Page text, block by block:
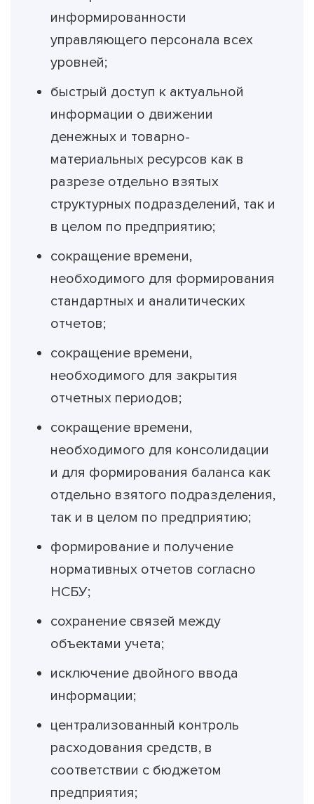
информированности
управляющего персонала всех
уровней;
быстрый доступ к актуальной
информации о движении
денежных и товарно-
материальных ресурсов как в
разрезе отдельно взятых
структурных подразделений, так и
в целом по предприятию;
сокращение времени,
необходимого для формирования
стандартных и аналитических
отчетов;
сокращение времени,
необходимого для закрытия
отчетных периодов;
сокращение времени,
необходимого для консолидации
и для формирования баланса как
отдельно взятого подразделения,
так и в целом по предприятию;
формирование и получение
нормативных отчетов согласно
НСБУ;
сохранение связей между
объектами учета;
исключение двойного ввода
информации;
централизованный контроль
расходования средств, в
соответствии с бюджетом
предприятия;